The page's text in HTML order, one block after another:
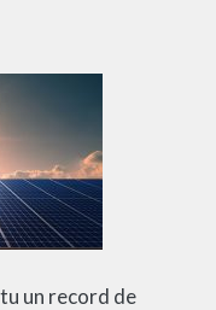
un record de